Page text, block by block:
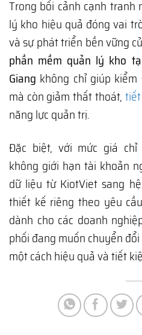
Trong bối cảnh cạnh tranh
lý kho hiệu quả đóng vai
và sự phát triển bền vững
phần mềm quản lý kho
Giang không chỉ giúp
mà còn giảm thất thoát,
năng lực quản trị.
Đặc biệt, với mức giá chỉ
không giới hạn tài khoản
dữ liệu từ KiotViet sang
thiết kế riêng theo yêu
dành cho các doanh
phối đang muốn chuyển
một cách hiệu quả và tiết